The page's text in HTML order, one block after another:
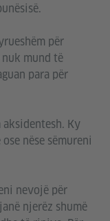
për
mund të
para për
Ky
nëse sëmureni
nevojë për
njerëz shumë